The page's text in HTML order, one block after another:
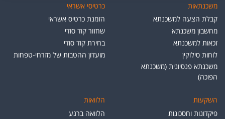
משכנתאות
קבלת הצעה למשכנתא
מחשבון משכנתא
זכאות למשכנתא
לוחות סילוקין
משכנתא פנסיונית (משכנתא
הפוכה)
כרטיסי אשראי
הזמנת כרטיס אשראי
שחזור קוד סודי
בחירת קוד סודי
מועדון ההטבות של מזרחי-טפחות
השקעות
פיקדונות וחסכונות
הלוואות
הלוואה ברגע